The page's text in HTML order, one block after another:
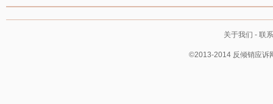
关于我们 - 联
©2013-2014 反倾销应诉